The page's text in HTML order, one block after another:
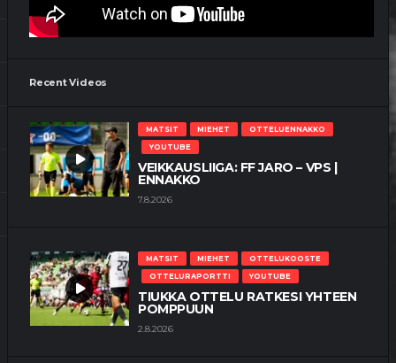
Recent Videos
OTTELURAPORTTI
TÄRKEÄT KOLME PISTETTÄ JÄIVÄT
MATSIT MIEHET
OTTELUENNAKKO
YOUTUBE
VEIKKAUSLIIGA: FF JARO – VPS |
ENNAKKO
7.8.2026
MATSIT MIEHET
OTTELUKOOSTE
OTTELURAPORTTI
YOUTUBE
TIUKKA OTTELU RATKESI YHTEEN
POMPPUUN
2.8.2026